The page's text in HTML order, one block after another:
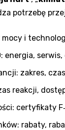
potrzebę
i
energia,
zakres,
reakcji,
certyfikaty
rabaty,